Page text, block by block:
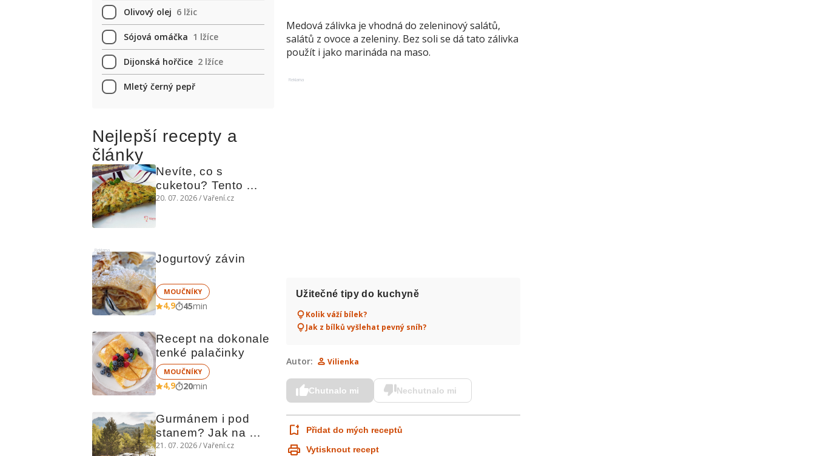
Olivový olej 6 lžic
Sójová omáčka 1 lžíce
Dijonská hořčice 2 lžíce
Mletý černý pepř
Nejlepší recepty a
články
Nevíte, co s
cuketou? Tento
levný slaný koláč
20. 07. 2026 / Vaření.cz
Reklama
Jogurtový závin
MOUČNÍKY
4,9 45min
Recept na dokonale
tenké palačinky
MOUČNÍKY
4,9 20min
Gurmánem i pod
stanem? Jak na
polní kuchyni a na
21. 07. 2026 / Vaření.cz
Medová zálivka je vhodná do zeleninový salátů,
salátů z ovoce a zeleniny. Bez soli se dá tato zálivka
použít i jako marináda na maso.
Reklama
Užitečné tipy do kuchyně
Kolik váží bílek?
Jak z bílků vyšlehat pevný sníh?
Autor: Vilienka
Chutnalo mi Nechutnalo mi
Přidat do mých receptů
Vytisknout recept